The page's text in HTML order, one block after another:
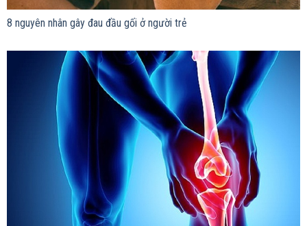
8 nguyên nhân gây đau đầu gối ở người trẻ